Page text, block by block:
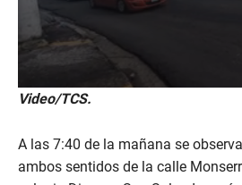
Video/TCS.
A las 7:40 de la mañana se
ambos sentidos de la calle